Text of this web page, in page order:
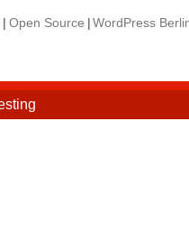
Open Source WordPress